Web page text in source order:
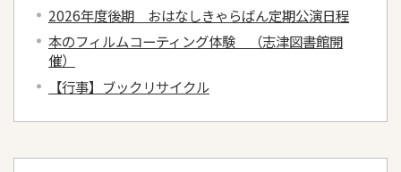
2026年度後期 おはなしきゃらばん定期公演日程
本のフィルムコーティング体験 （志津図書館開
催）
【行事】ブックリサイクル